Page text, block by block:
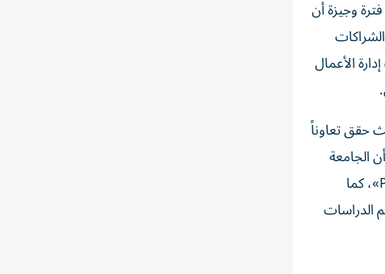
وجيزة أن
الأعمال
حقق تعاوناً
مبيناً أن الجامعة
تعد المؤسسة الأكاديمية الأولى والمتفردة على مستوى دول الخليج العربي ضمن شراكة هيئة رصد المحيطات العالمية «POGO»، كما
الدراسات